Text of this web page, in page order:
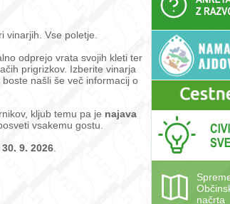
vinarjih. Vse poletje.
odprejo vrata svojih kleti ter
prigrizkov. Izberite vinarja
našli še več informacij o
kljub temu pa je najava
vsakemu gostu.
9. 2026
načrta